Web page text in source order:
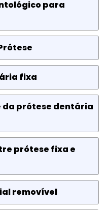
para
fixa
da prótese dentária
prótese fixa e
removível